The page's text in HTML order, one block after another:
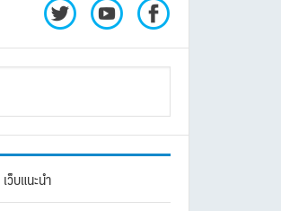
เว็บแนะนำ